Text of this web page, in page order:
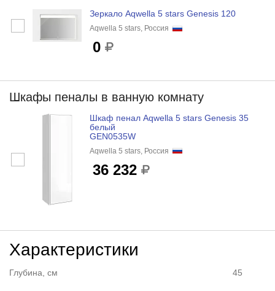
Зеркало Aqwella 5 stars Genesis 120
Aqwella 5 stars, Россия
0
Шкафы пеналы в ванную комнату
Шкаф пенал Aqwella 5 stars Genesis 35
белый
GEN0535W
Aqwella 5 stars, Россия
36 232
Характеристики
Глубина, см 45